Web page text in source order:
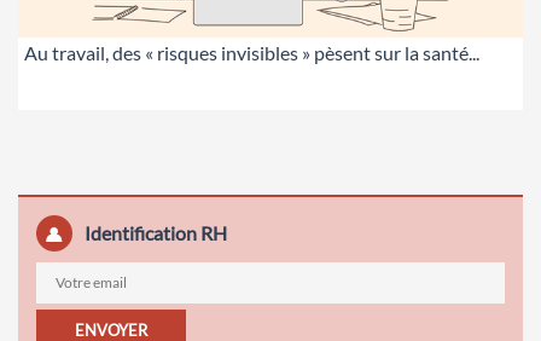
Au travail, des « risques invisibles » pèsent sur la santé...
Identification RH
ENVOYER